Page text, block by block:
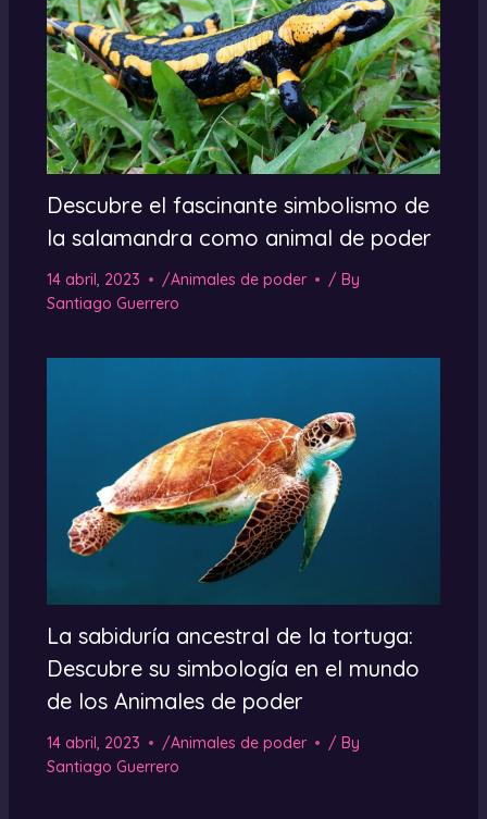
Descubre el fascinante simbolismo de
la salamandra como animal de poder
14 abril, 2023 /Animales de poder
/ By
Santiago Guerrero
La sabiduría ancestral de la tortuga:
Descubre su simbología en el mundo
de los Animales de poder
14 abril, 2023 /Animales de poder
/ By
Santiago Guerrero